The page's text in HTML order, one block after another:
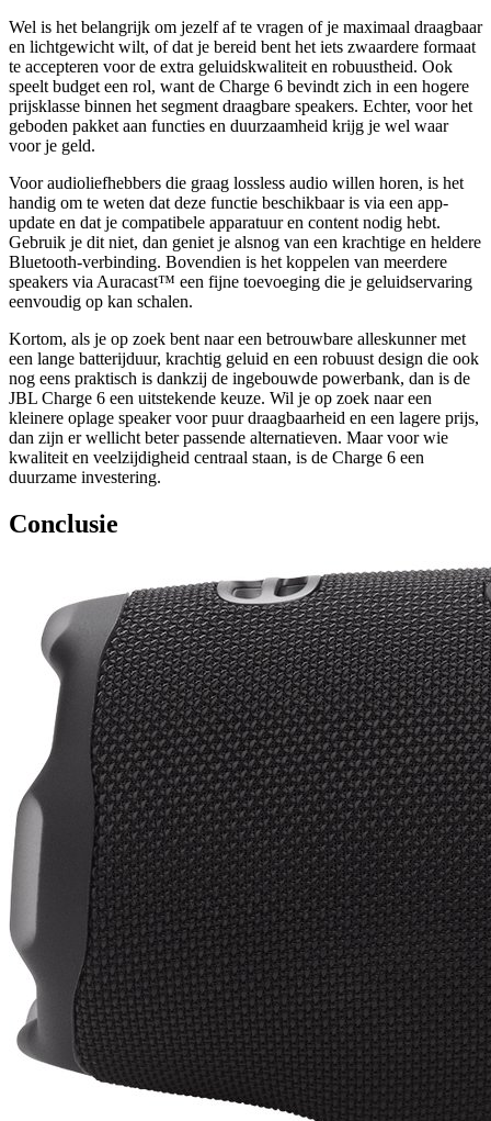
Wel is het belangrijk om jezelf af te vragen of je maximaal draagbaar
en lichtgewicht wilt, of dat je bereid bent het iets zwaardere formaat
te accepteren voor de extra geluidskwaliteit en robuustheid. Ook
speelt budget een rol, want de Charge 6 bevindt zich in een hogere
prijsklasse binnen het segment draagbare speakers. Echter, voor het
geboden pakket aan functies en duurzaamheid krijg je wel waar
voor je geld.
Voor audioliefhebbers die graag lossless audio willen horen, is het
handig om te weten dat deze functie beschikbaar is via een app-
update en dat je compatibele apparatuur en content nodig hebt.
Gebruik je dit niet, dan geniet je alsnog van een krachtige en heldere
Bluetooth-verbinding. Bovendien is het koppelen van meerdere
speakers via Auracast™ een fijne toevoeging die je geluidservaring
eenvoudig op kan schalen.
Kortom, als je op zoek bent naar een betrouwbare alleskunner met
een lange batterijduur, krachtig geluid en een robuust design die ook
nog eens praktisch is dankzij de ingebouwde powerbank, dan is de
JBL Charge 6 een uitstekende keuze. Wil je op zoek naar een
kleinere oplage speaker voor puur draagbaarheid en een lagere prijs,
dan zijn er wellicht beter passende alternatieven. Maar voor wie
kwaliteit en veelzijdigheid centraal staan, is de Charge 6 een
duurzame investering.
Conclusie